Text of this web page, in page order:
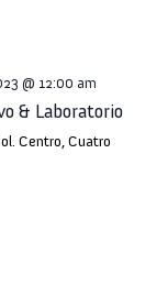
@ 12:00 am
& Laboratorio
Centro, Cuatro